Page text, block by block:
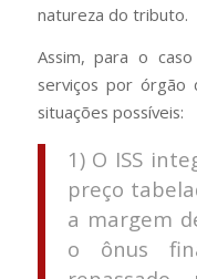
natureza do tributo.
Assim, para o
serviços por órgão
situações possíveis:
1) O ISS
preço
a margem
o ônus